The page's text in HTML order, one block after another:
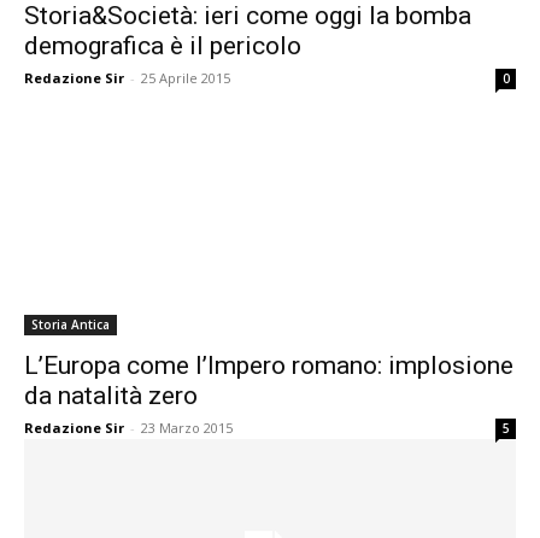
Storia&Società: ieri come oggi la bomba
demografica è il pericolo
Redazione Sir - 25 Aprile 2015 0
Storia Antica
L’Europa come l’Impero romano: implosione
da natalità zero
Redazione Sir - 23 Marzo 2015 5